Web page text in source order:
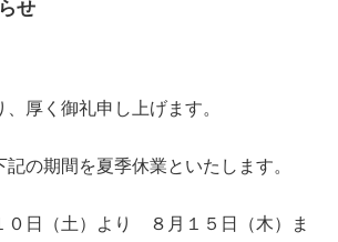
せ
厚く御礼申し上げます。
の期間を夏季休業といたします。
日（土）より ８月１５日（木）ま